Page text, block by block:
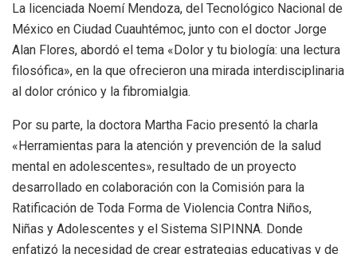
La licenciada Noemí Mendoza, del Tecnológico Nacional de
México en Ciudad Cuauhtémoc, junto con el doctor Jorge
Alan Flores, abordó el tema «Dolor y tu biología: una lectura
filosófica», en la que ofrecieron una mirada interdisciplinaria
al dolor crónico y la fibromialgia.
Por su parte, la doctora Martha Facio presentó la charla
«Herramientas para la atención y prevención de la salud
mental en adolescentes», resultado de un proyecto
desarrollado en colaboración con la Comisión para la
Ratificación de Toda Forma de Violencia Contra Niños,
Niñas y Adolescentes y el Sistema SIPINNA. Donde
enfatizó la necesidad de crear estrategias educativas y de